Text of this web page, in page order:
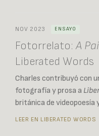
NOV 2023 ENSAYO
Fotorrelato:A
Liberated Words
Charles contribuyó con
fotografía y prosa a
británica de videopoesía
LEER EN LIBERATED WORDS